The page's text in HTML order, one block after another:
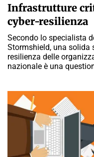
Infrastrutture
cyber-resilienza
Secondo lo specialista
Stormshield, una solida
resilienza delle
nazionale è una